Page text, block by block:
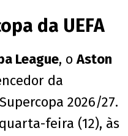
da UEFA
League, oAston
da
2026/27.
feira (12), às